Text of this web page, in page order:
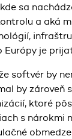
sa
a aká
Európy je
softvér by
by zároveň
ktoré
s nárokmi